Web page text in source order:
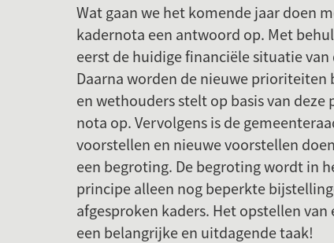
Wat gaan we het komende jaar doen
kadernota een antwoord op. Met
eerst de huidige financiële situatie
Daarna worden de nieuwe prioriteiten
en wethouders stelt op basis van
nota op. Vervolgens is de
voorstellen en nieuwe voorstellen
een begroting. De begroting wordt in
principe alleen nog beperkte
afgesproken kaders. Het opstellen
een belangrijke en uitdagende taak!